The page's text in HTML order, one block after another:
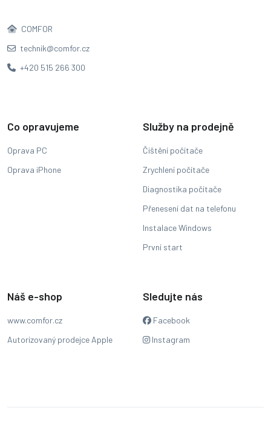
COMFOR
technik@comfor.cz
+420 515 266 300
Co opravujeme
Oprava PC
Oprava iPhone
Služby na prodejně
Čištění počítače
Zrychlení počítače
Diagnostika počítače
Přenesení dat na telefonu
Instalace Windows
První start
Náš e-shop
www.comfor.cz
Autorizovaný prodejce Apple
Sledujte nás
Facebook
Instagram